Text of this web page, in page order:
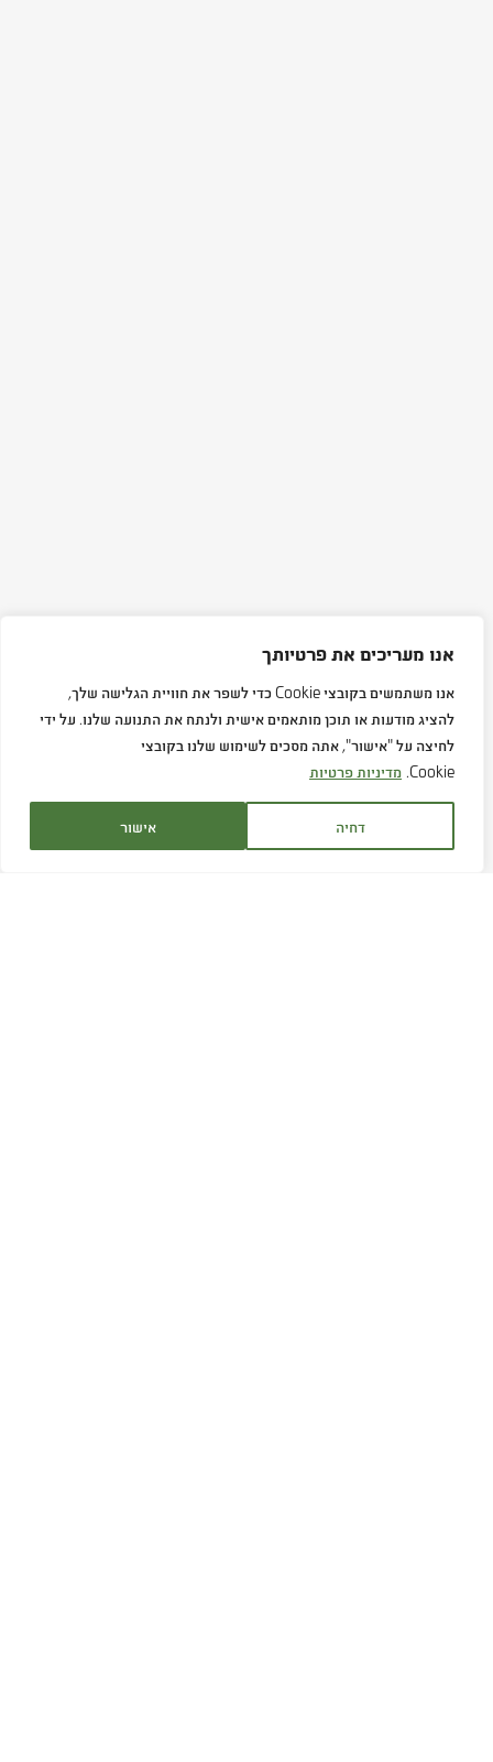
אנו מעריכים את פרטיותך
אנו משתמשים בקובצי Cookie כדי לשפר את חוויית הגלישה שלך,
להציג מודעות או תוכן מותאמים אישית ולנתח את התנועה שלנו. על ידי
לחיצה על "אישור", אתה מסכים לשימוש שלנו בקובצי
Cookie. מדיניות פרטיות
דחיה אישור